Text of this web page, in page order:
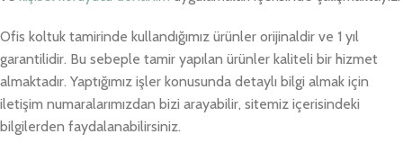
Ofis koltuk tamirinde kullandığımız ürünler orijinaldir ve 1 yıl
garantilidir. Bu sebeple tamir yapılan ürünler kaliteli bir hizmet
almaktadır. Yaptığımız işler konusunda detaylı bilgi almak için
iletişim numaralarımızdan bizi arayabilir, sitemiz içerisindeki
bilgilerden faydalanabilirsiniz.